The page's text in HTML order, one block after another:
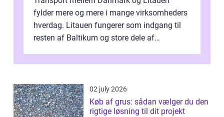
fylder mere og mere i mange virksomheders
hverdag. Litauen fungerer som indgang til
resten af Baltikum og store dele af
02 july 2026
Køb af grus: sådan vælger du den
rigtige løsning til dit projekt